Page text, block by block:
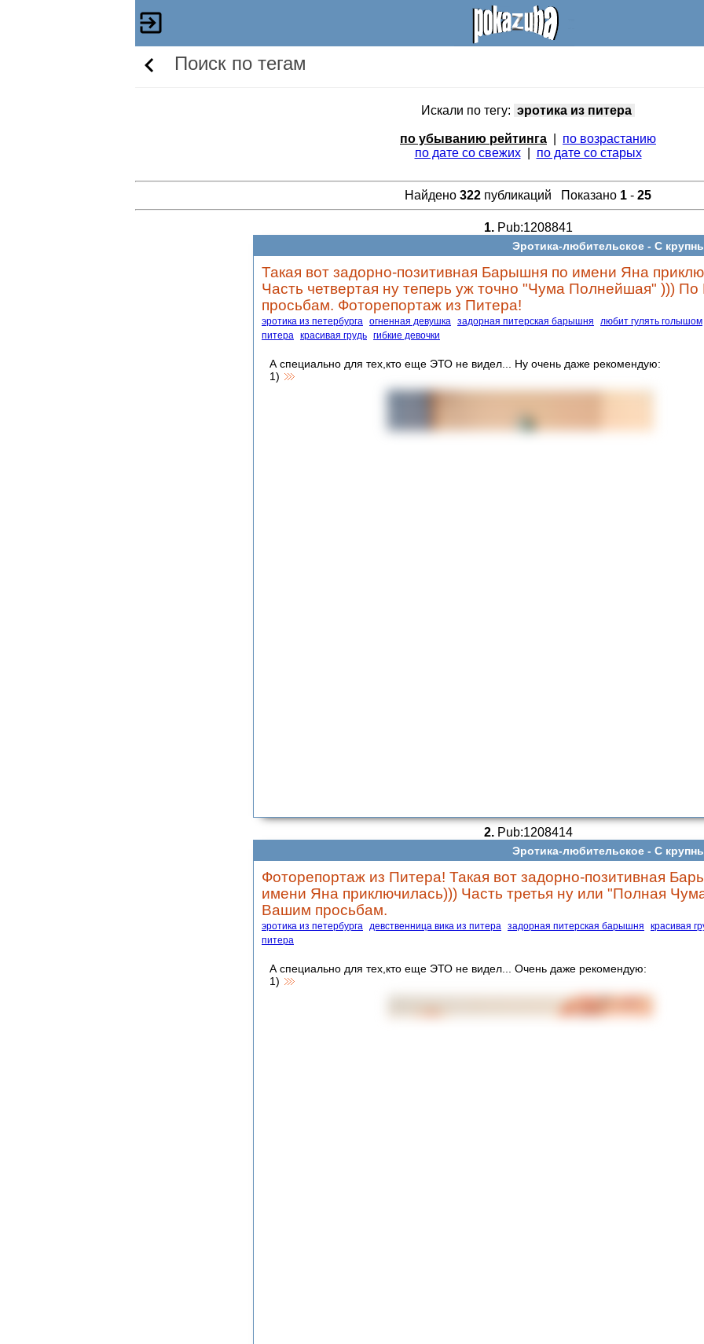
Поиск по тегам
Искали по тегу: эротика из питера
по убыванию рейтинга
по возрастанию
по дате со свежих| по дате со старых
Найдено 322 публикаций Показано 1 - 25
1.Pub:1208841
Эротика-любительское - С
Такая вот задорно-позитивная Барышня по имени Яна
Часть четвертая ну теперь уж точно "Чума Полнейшая" )))
просьбам. Фоторепортаж из Питера!
эротика из петербурга огненная девушка задорная питерская барышня
любит гулять голышом
питера красивая грудь гибкие девочки
А специально для тех,кто еще ЭТО не видел... Ну очень даже рекомендую:
1)
2.Pub:1208414
Эротика-любительское - С
Фоторепортаж из Питера! Такая вот задорно-позитивная
имени Яна приключилась))) Часть третья ну или "Полная
Вашим просьбам.
эротика из петербурга девственница вика из питера задорная питерская барышня
красивая
питера
А специально для тех,кто еще ЭТО не видел... Очень даже рекомендую:
1)